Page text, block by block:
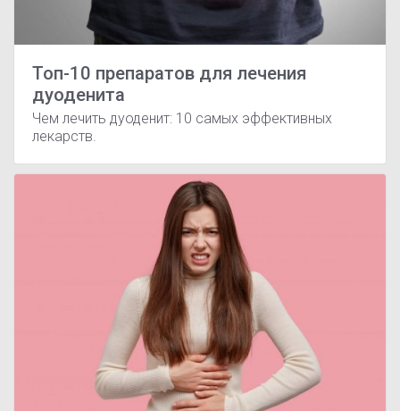
Топ-10 препаратов для лечения
дуоденита
Чем лечить дуоденит: 10 самых эффективных
лекарств.